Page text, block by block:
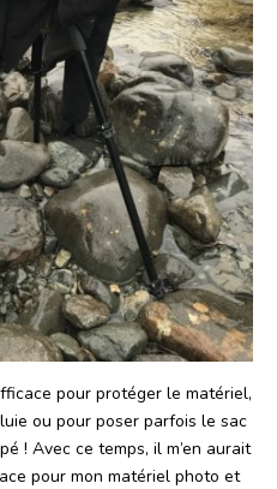
pour protéger le matériel,
ou pour poser parfois le sac
! Avec ce temps, il m’en aurait
pour mon matériel photo et